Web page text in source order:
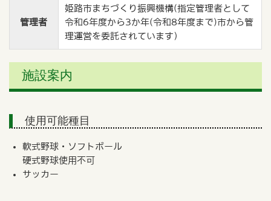
管理者
姫路市まちづくり振興機構(指定管理者として
令和6年度から3か年(令和8年度まで)市から管
理運営を委託されています）
施設案内
使用可能種目
軟式野球・ソフトボール
硬式野球使用不可
サッカー